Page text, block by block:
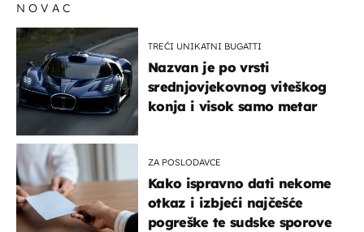
NOVAC
TREĆI UNIKATNI BUGATTI
Nazvan je po vrsti
srednjovjekovnog viteškog
konja i visok samo metar
ZA POSLODAVCE
Kako ispravno dati nekome
otkaz i izbjeći najčešće
pogreške te sudske sporove